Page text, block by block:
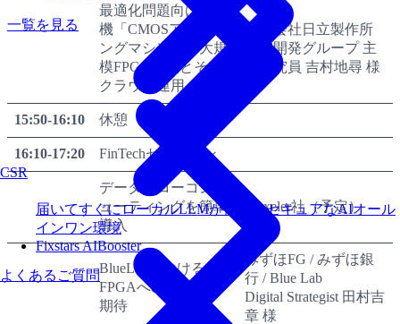
一覧を見る
CSR
届いてすぐにローカルLLMが使えるセキュアなAIオール
インワン環境
Fixstars AIBooster
よくあるご質問
最適化問題向け計算
機「CMOSアニーリ
ングマシン」の大規
模FPGA実装とその
クラウド運用
株式会社日立製作所
研究開発グループ 主
任研究員 吉村地尋 様
15:50-16:10 休憩
16:10-17:20 FinTechセッション
データフローコンピ
ューティングを簡単
導入
Maxeler社（予定）
BlueLabにおける
FPGAへの取組みと
期待
みずほFG / みずほ銀
行 / Blue Lab
Digital Strategist 田村吉
章 様